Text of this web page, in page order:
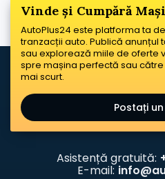
Vinde și Cumpără
AutoPlus24 este platforma ta
tranzacții auto. Publică anunțul
sau explorează miile de oferte
spre mașina perfectă sau
mai scurt.
Postați
Asistență gratuită:
E-mail: